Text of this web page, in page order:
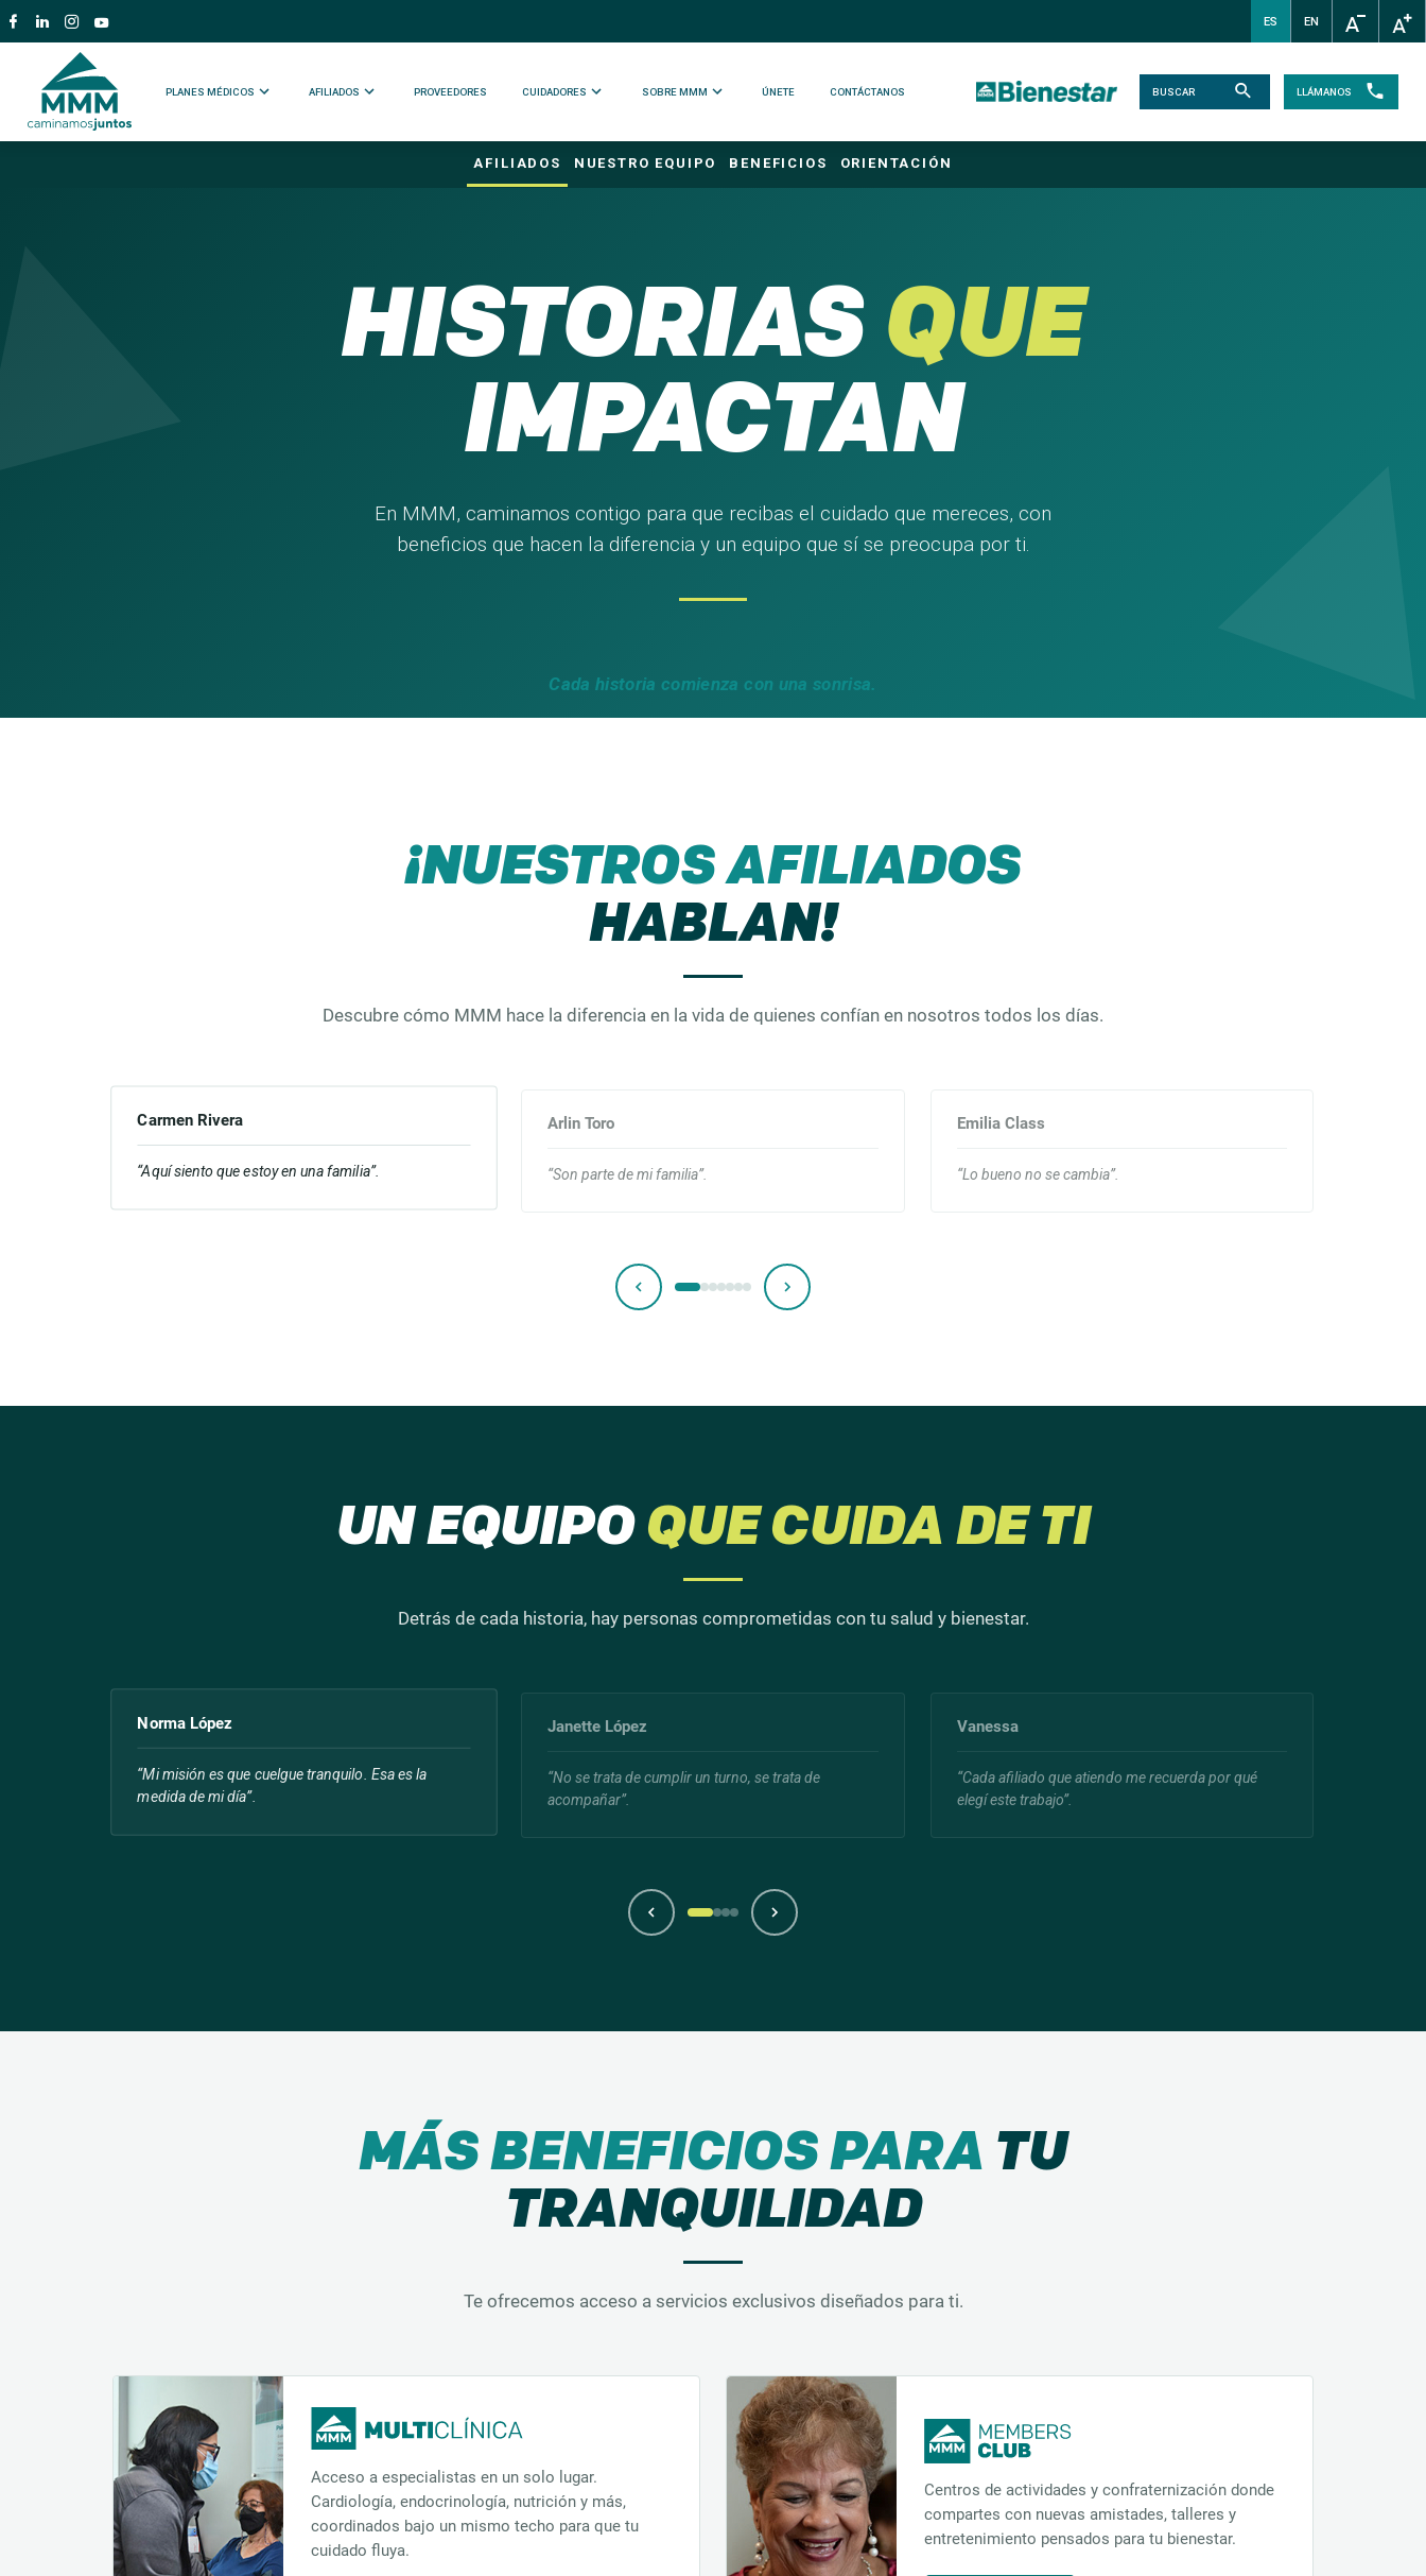
ES EN
PLANES MÉDICOS AFILIADOS PROVEEDORES CUIDADORES SOBRE MMM ÚNETE CONTÁCTANOS LLÁMANOS
AFILIADOS NUESTRO EQUIPO BENEFICIOS ORIENTACIÓN
HISTORIAS QUE
IMPACTAN
En MMM, caminamos contigo para que recibas el cuidado que mereces, con
beneficios que hacen la diferencia y un equipo que sí se preocupa por ti.
Cada historia comienza con una sonrisa.
¡NUESTROS AFILIADOS
HABLAN!
Descubre cómo MMM hace la diferencia en la vida de quienes confían en nosotros todos los días.
Carmen Rivera
“Aquí siento que estoy en una familia”.
Arlin Toro
“Son parte de mi familia”.
Emilia Class
“Lo bueno no se cambia”.
UN EQUIPO QUE CUIDA DE TI
Detrás de cada historia, hay personas comprometidas con tu salud y bienestar.
Norma López
“Mi misión es que cuelgue tranquilo. Esa es la
medida de mi día”.
Janette López
“No se trata de cumplir un turno, se trata de
acompañar”.
Vanessa
“Cada afiliado que atiendo me recuerda por qué
elegí este trabajo”.
MÁS BENEFICIOS PARA TU
TRANQUILIDAD
Te ofrecemos acceso a servicios exclusivos diseñados para ti.
Acceso a especialistas en un solo lugar.
Cardiología, endocrinología, nutrición y más,
coordinados bajo un mismo techo para que tu
cuidado fluya.
Centros de actividades y confraternización donde
compartes con nuevas amistades, talleres y
entretenimiento pensados para tu bienestar.